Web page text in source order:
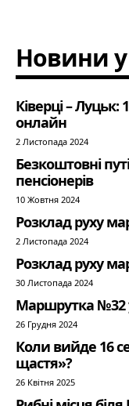
Новини
Ківерці –
онлайн
2 Листопада 2024
Безкоштовні
пенсіонерів
10 Жовтня 2024
Розклад руху
2 Листопада 2024
Розклад руху
30 Листопада 2024
Маршрутка №32
26 Грудня 2024
Коли вийде 16
щастя»?
26 Квітня 2025